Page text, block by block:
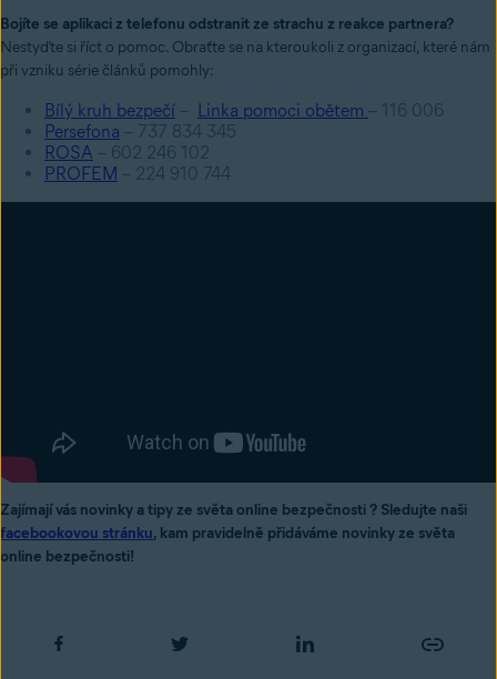
Bojíte se aplikaci z telefonu odstranit ze strachu z reakce partnera?
Nestyďte si říct o pomoc. Obraťte se na kteroukoli z organizací, které nám
při vzniku série článků pomohly:
Bílý kruh bezpečí – Linka pomoci obětem – 116 006
Persefona – 737 834 345
ROSA – 602 246 102
PROFEM – 224 910 744
Zajímají vás novinky a tipy ze světa online bezpečnosti ? Sledujte naši
facebookovou stránku, kam pravidelně přidáváme novinky ze světa
online bezpečnosti!